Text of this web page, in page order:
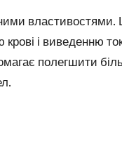
і виведенню
полегшити
.